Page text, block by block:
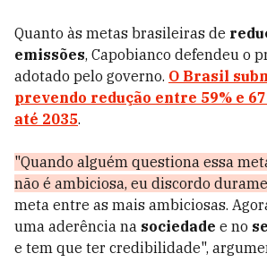
Quanto às metas brasileiras de
emissões, Capobianco defendeu o
adotado pelo governo. O Brasil
prevendo redução entre 59% e
até 2035.
"Quando alguém questiona essa
não é ambiciosa, eu discordo
meta entre as mais ambiciosas.
uma aderência na sociedade e no
e tem que ter credibilidade",